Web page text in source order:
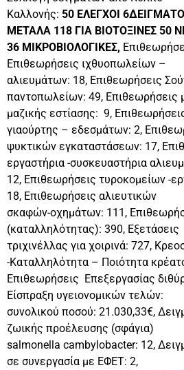
Καλλονής: 50 ΕΛΕΓΧΟΙ
ΜΕΤΑΛΑ 118 ΓΙΑ ΒΙΟΤΟΞΙΝΕΣ 50
36 ΜΙΚΡΟΒΙΟΛΟΓΙΚΕΣ,
Επιθεωρήσεις ιχθυοπωλείων –
αλιευμάτων: 18, Επιθεωρήσεις
παντοπωλείων: 49, Επιθεωρήσεις
μαζικής εστίασης: 9,
γιαούρτης – εδεσμάτων: 2,
ψυκτικών εγκαταστάσεων: 17,
εργαστήρια -συσκευαστήρια
12, Επιθεωρήσεις τυροκομείων -
18, Επιθεωρήσεις αλιευτικών
σκαφών-οχημάτων: 111,
(καταλληλότητας): 390, Εξετάσεις
τριχινέλλας για χοιρινά: 727,
-Καταλληλότητα – Ποιότητα
Επιθεωρήσεις Επεξεργασίας
Είσπραξη υγειονομικών τελών:
συνολικού ποσού: 21.030,33€,
ζωικής προέλευσης (σφάγια)
salmonella cambylobacter: 12,
σε συνεργασία με ΕΦΕΤ: 2,